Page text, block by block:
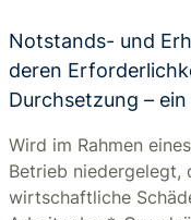
Notstands- und
deren
Durchsetzung –
Wird im Rahmen
Betrieb niedergelegt,
wirtschaftliche